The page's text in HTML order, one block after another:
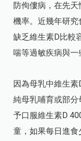
防佝僂病，在先
機率。近幾年研究
缺乏維生素D比較
喘等過敏疾病與一
因為母乳中維生
純母乳哺育或部
予口服維生素D
童，如果每日進